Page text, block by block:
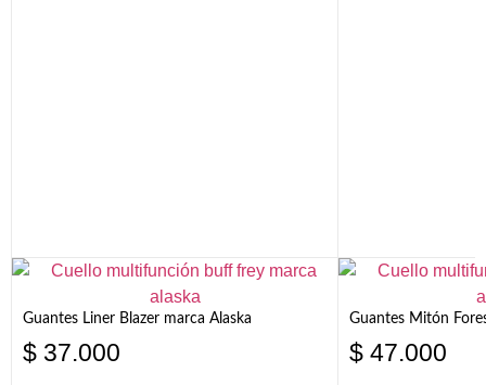
Guantes Liner Blazer marca Alaska
$ 37.000
Guantes Mitón
$ 47.000